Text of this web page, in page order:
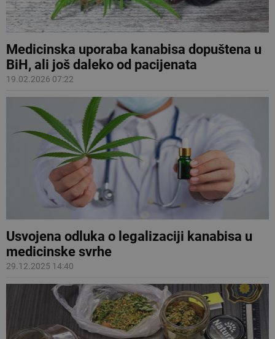
Medicinska uporaba kanabisa dopuštena u
BiH, ali još daleko od pacijenata
19.02.2026 07:22
Usvojena odluka o legalizaciji kanabisa u
medicinske svrhe
29.12.2025 14:40